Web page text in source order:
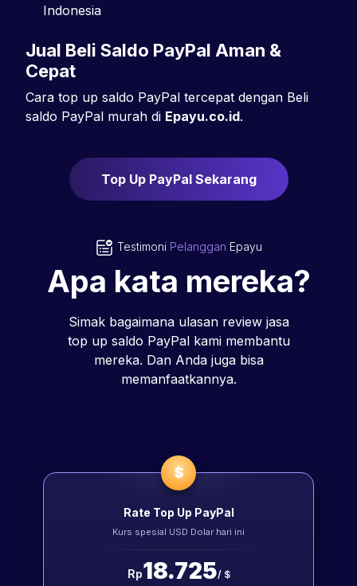
Indonesia
Jual Beli Saldo PayPal Aman &
Cepat
Cara top up saldo PayPal tercepat dengan Beli
saldo PayPal murah di Epayu.co.id.
Top Up PayPal Sekarang
Testimoni Pelanggan Epayu
Apa kata mereka?
Simak bagaimana ulasan review jasa
top up saldo PayPal kami membantu
mereka. Dan Anda juga bisa
memanfaatkannya.
$
Rate Top Up PayPal
Kurs spesial USD Dolar hari ini
Rp18.725/ $